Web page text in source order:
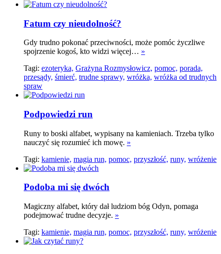
Fatum czy nieudolność?
Gdy trudno pokonać przeciwności, może pomóc życzliwe
spojrzenie kogoś, kto widzi więcej… »
Tagi: ezoteryka, Grażyna Rozmysłowicz, pomoc, porada,
przesądy, śmierć, trudne sprawy, wróżka, wróżka od trudnych
spraw
Podpowiedzi run
Runy to boski alfabet, wypisany na kamieniach. Trzeba tylko
nauczyć się rozumieć ich mowę. »
Tagi: kamienie, magia run, pomoc, przyszłość, runy, wróżenie
Podoba mi się dwóch
Magiczny alfabet, który dał ludziom bóg Odyn, pomaga
podejmować trudne decyzje. »
Tagi: kamienie, magia run, pomoc, przyszłość, runy, wróżenie